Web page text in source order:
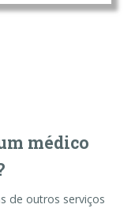
médico
de outros serviços